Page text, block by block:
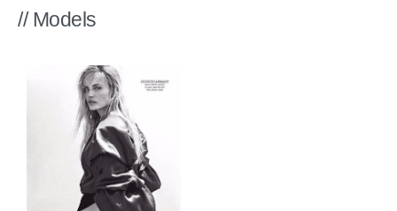
// Models